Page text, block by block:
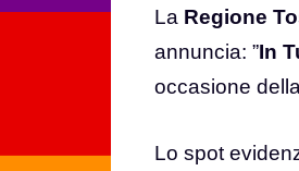
La Regione
annuncia: ”In
occasione
Lo spot